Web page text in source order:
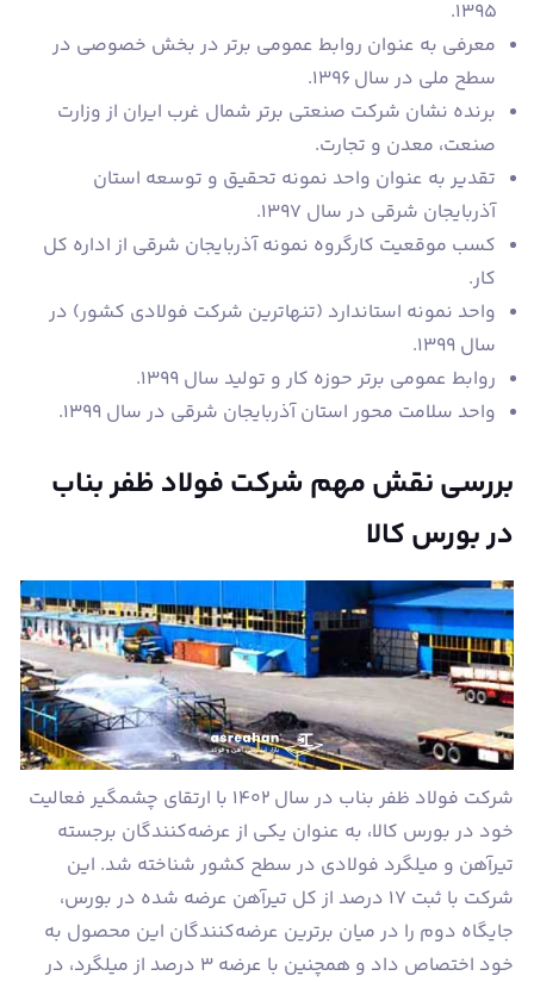
۱۳۹۵.
معرفی به عنوان روابط عمومی برتر در بخش خصوصی در
سطح ملی در سال ۱۳۹۶.
برنده نشان شرکت صنعتی برتر شمال غرب ایران از وزارت
صنعت، معدن و تجارت.
تقدیر به عنوان واحد نمونه تحقیق و توسعه استان
آذربایجان شرقی در سال ۱۳۹۷.
کسب موقعیت کارگروه نمونه آذربایجان شرقی از اداره کل
کار.
واحد نمونه استاندارد (تنهاترین شرکت فولادی کشور) در
سال ۱۳۹۹.
روابط عمومی برتر حوزه کار و تولید سال ۱۳۹۹.
واحد سلامت محور استان آذربایجان شرقی در سال ۱۳۹۹.
بررسی نقش مهم شرکت فولاد ظفر بناب
در بورس کالا
شرکت فولاد ظفر بناب در سال ۱۴۰۲ با ارتقای چشمگیر فعالیت
خود در بورس کالا، به عنوان یکی از عرضه‌کنندگان برجسته
تیرآهن و میلگرد فولادی در سطح کشور شناخته شد. این
شرکت با ثبت ۱۷ درصد از کل تیرآهن عرضه شده در بورس،
جایگاه دوم را در میان برترین عرضه‌کنندگان این محصول به
خود اختصاص داد و همچنین با عرضه ۳ درصد از میلگرد، در